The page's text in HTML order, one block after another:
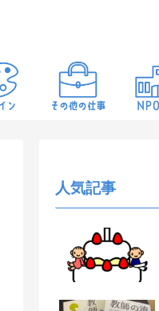
人気記事